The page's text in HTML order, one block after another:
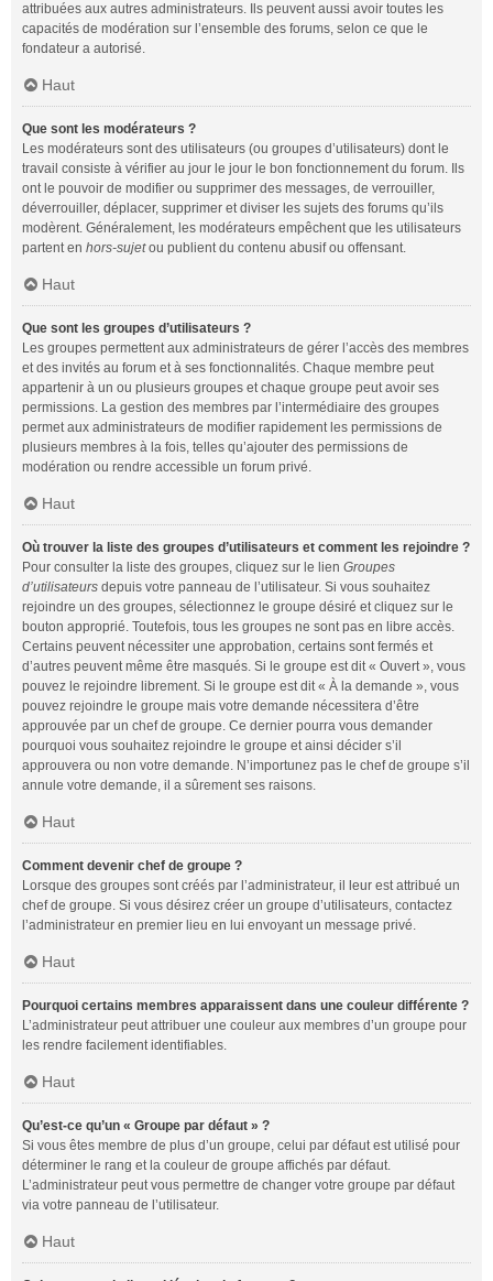
attribuées aux autres administrateurs. Ils peuvent aussi avoir toutes les
capacités de modération sur l’ensemble des forums, selon ce que le
fondateur a autorisé.
Haut
Que sont les modérateurs ?
Les modérateurs sont des utilisateurs (ou groupes d’utilisateurs) dont le
travail consiste à vérifier au jour le jour le bon fonctionnement du forum. Ils
ont le pouvoir de modifier ou supprimer des messages, de verrouiller,
déverrouiller, déplacer, supprimer et diviser les sujets des forums qu’ils
modèrent. Généralement, les modérateurs empêchent que les utilisateurs
partent en hors-sujetou publient du contenu abusif ou offensant.
Haut
Que sont les groupes d’utilisateurs ?
Les groupes permettent aux administrateurs de gérer l’accès des membres
et des invités au forum et à ses fonctionnalités. Chaque membre peut
appartenir à un ou plusieurs groupes et chaque groupe peut avoir ses
permissions. La gestion des membres par l’intermédiaire des groupes
permet aux administrateurs de modifier rapidement les permissions de
plusieurs membres à la fois, telles qu’ajouter des permissions de
modération ou rendre accessible un forum privé.
Haut
Où trouver la liste des groupes d’utilisateurs et comment les rejoindre ?
Pour consulter la liste des groupes, cliquez sur le lien Groupes
d’utilisateurs depuis votre panneau de l’utilisateur. Si vous souhaitez
rejoindre un des groupes, sélectionnez le groupe désiré et cliquez sur le
bouton approprié. Toutefois, tous les groupes ne sont pas en libre accès.
Certains peuvent nécessiter une approbation, certains sont fermés et
d’autres peuvent même être masqués. Si le groupe est dit « Ouvert », vous
pouvez le rejoindre librement. Si le groupe est dit « À la demande », vous
pouvez rejoindre le groupe mais votre demande nécessitera d’être
approuvée par un chef de groupe. Ce dernier pourra vous demander
pourquoi vous souhaitez rejoindre le groupe et ainsi décider s’il
approuvera ou non votre demande. N’importunez pas le chef de groupe s’il
annule votre demande, il a sûrement ses raisons.
Haut
Comment devenir chef de groupe ?
Lorsque des groupes sont créés par l’administrateur, il leur est attribué un
chef de groupe. Si vous désirez créer un groupe d’utilisateurs, contactez
l’administrateur en premier lieu en lui envoyant un message privé.
Haut
Pourquoi certains membres apparaissent dans une couleur différente ?
L’administrateur peut attribuer une couleur aux membres d’un groupe pour
les rendre facilement identifiables.
Haut
Qu’est-ce qu’un « Groupe par défaut » ?
Si vous êtes membre de plus d’un groupe, celui par défaut est utilisé pour
déterminer le rang et la couleur de groupe affichés par défaut.
L’administrateur peut vous permettre de changer votre groupe par défaut
via votre panneau de l’utilisateur.
Haut